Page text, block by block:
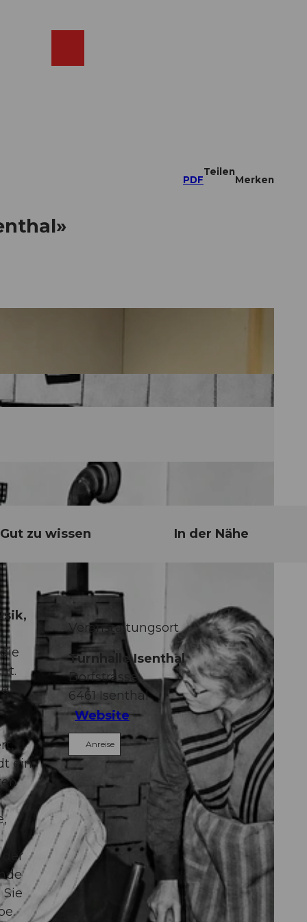
PDF
Teilen
Merken
Gut zu wissen In der Nähe
ein,
der
Veranstaltungsort
Turnhalle Isenthal
Dorfstrasse
6461 Isenthal
Website
Anreise